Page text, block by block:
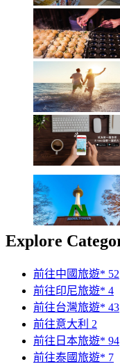
Explore
前往中國旅遊* 52
前往印尼旅遊* 4
前往台灣旅遊* 43
前往意大利 2
前往日本旅遊* 94
前往泰國旅遊* 7